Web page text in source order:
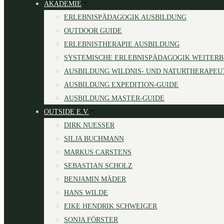
AKADEMIE
ERLEBNISPÄDAGOGIK AUSBILDUNG
OUTDOOR GUIDE
ERLEBNISTHERAPIE AUSBILDUNG
SYSTEMISCHE ERLEBNISPÄDAGOGIK
AUSBILDUNG WILDNIS- UND
AUSBILDUNG EXPEDITION-GUIDE
AUSBILDUNG MASTER-GUIDE
OUTSIDE E.V.
DIRK NUESSER
SILJA BUCHMANN
MARKUS CARSTENS
SEBASTIAN SCHOLZ
BENJAMIN MÄDER
HANS WILDE
EIKE HENDRIK SCHWEIGER
SONJA FÖRSTER